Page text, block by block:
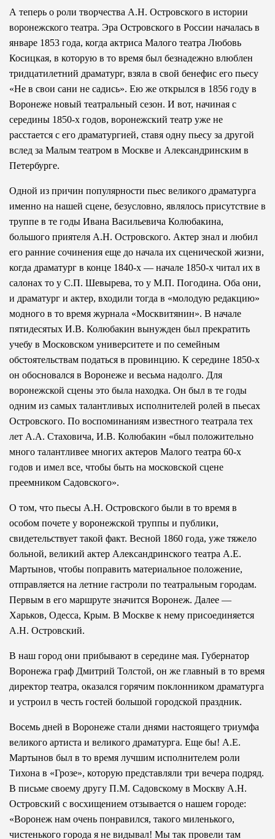
А теперь о роли творчества А.Н. Островского в истории
воронежского театра. Эра Островского в России началась в
январе 1853 года, когда актриса Малого театра Любовь
Косицкая, в которую в то время был безнадежно влюблен
тридцатилетний драматург, взяла в свой бенефис его пьесу
«Не в свои сани не садись». Ею же открылся в 1856 году в
Воронеже новый театральный сезон. И вот, начиная с
середины 1850-х годов, воронежский театр уже не
расстается с его драматургией, ставя одну пьесу за другой
вслед за Малым театром в Москве и Александринским в
Петербурге.
Одной из причин популярности пьес великого драматурга
именно на нашей сцене, безусловно, являлось присутствие в
труппе в те годы Ивана Васильевича Колюбакина,
большого приятеля А.Н. Островского. Актер знал и любил
его ранние сочинения еще до начала их сценической жизни,
когда драматург в конце 1840-х — начале 1850-х читал их в
салонах то у С.П. Шевырева, то у М.П. Погодина. Оба они,
и драматург и актер, входили тогда в «молодую редакцию»
модного в то время журнала «Москвитянин». В начале
пятидесятых И.В. Колюбакин вынужден был прекратить
учебу в Московском университете и по семейным
обстоятельствам податься в провинцию. К середине 1850-х
он обосновался в Воронеже и весьма надолго. Для
воронежской сцены это была находка. Он был в те годы
одним из самых талантливых исполнителей ролей в пьесах
Островского. По воспоминаниям известного театрала тех
лет А.А. Стаховича, И.В. Колюбакин «был положительно
много талантливее многих актеров Малого театра 60-х
годов и имел все, чтобы быть на московской сцене
преемником Садовского».
О том, что пьесы А.Н. Островского были в то время в
особом почете у воронежской труппы и публики,
свидетельствует такой факт. Весной 1860 года, уже тяжело
больной, великий актер Александринского театра А.Е.
Мартынов, чтобы поправить материальное положение,
отправляется на летние гастроли по театральным городам.
Первым в его маршруте значится Воронеж. Далее —
Харьков, Одесса, Крым. В Москве к нему присоединяется
А.Н. Островский.
В наш город они прибывают в середине мая. Губернатор
Воронежа граф Дмитрий Толстой, он же главный в то время
директор театра, оказался горячим поклонником драматурга
и устроил в честь гостей большой городской праздник.
Восемь дней в Воронеже стали днями настоящего триумфа
великого артиста и великого драматурга. Еще бы! А.Е.
Мартынов был в то время лучшим исполнителем роли
Тихона в «Грозе», которую представляли три вечера подряд.
В письме своему другу П.М. Садовскому в Москву А.Н.
Островский с восхищением отзывается о нашем городе:
«Воронеж нам очень понравился, такого миленького,
чистенького города я не видывал! Мы так провели там